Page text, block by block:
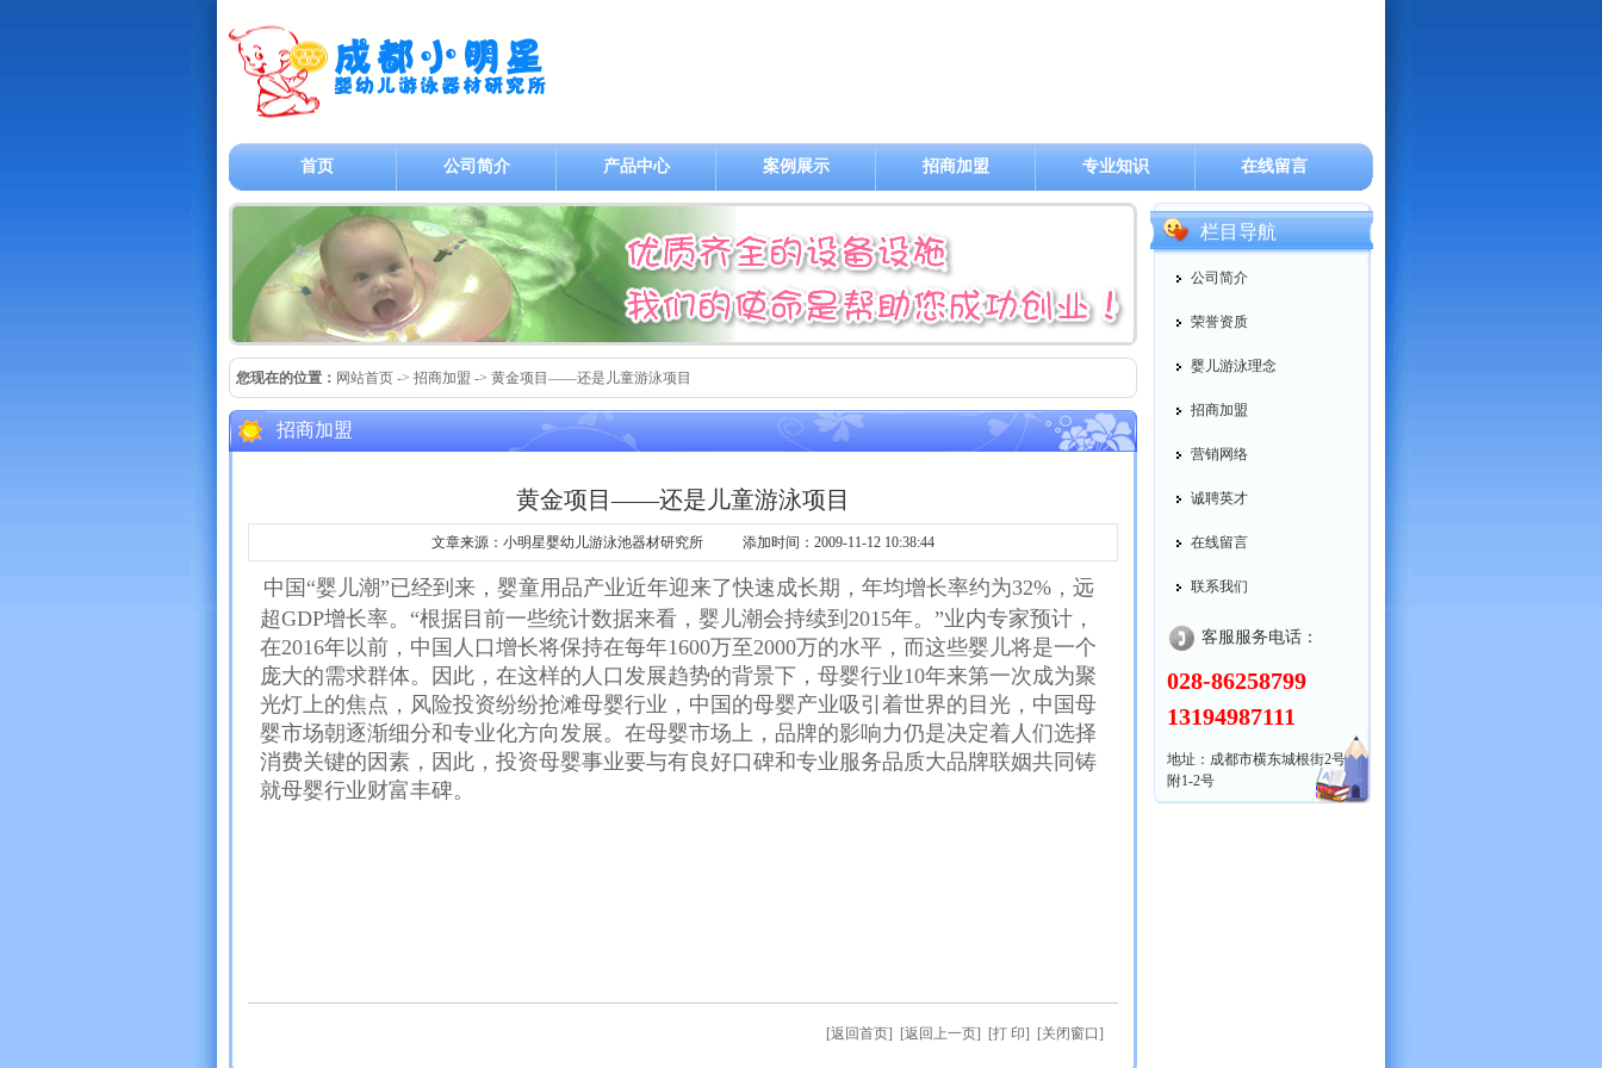
首页 公司简介 产品中心 案例展示 招商加盟 专业知识 在线留言
您现在的位置： 网站首页 -> 招商加盟 -> 黄金项目——还是儿童游泳项目
招商加盟
黄金项目——还是儿童游泳项目
文章来源：小明星婴幼儿游泳池器材研究所 添加时间：2009-11-12 10:38:44
中国“婴儿潮”已经到来，婴童用品产业近年迎来了快速成长期，年均增长率约为32%，远
超GDP增长率。“根据目前一些统计数据来看，婴儿潮会持续到2015年。”业内专家预计，
在2016年以前，中国人口增长将保持在每年1600万至2000万的水平，而这些婴儿将是一个
庞大的需求群体。因此，在这样的人口发展趋势的背景下，母婴行业10年来第一次成为聚
光灯上的焦点，风险投资纷纷抢滩母婴行业，中国的母婴产业吸引着世界的目光，中国母
婴市场朝逐渐细分和专业化方向发展。在母婴市场上，品牌的影响力仍是决定着人们选择
消费关键的因素，因此，投资母婴事业要与有良好口碑和专业服务品质大品牌联姻共同铸
就母婴行业财富丰碑。
[返回首页] [返回上一页] [打 印] [关闭窗口]
栏目导航
公司简介
荣誉资质
婴儿游泳理念
招商加盟
营销网络
诚聘英才
在线留言
联系我们
客服服务电话：
028-86258799
13194987111
地址：成都市横东城根街2号
附1-2号